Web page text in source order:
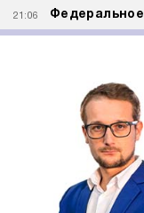
21:06 Федеральное